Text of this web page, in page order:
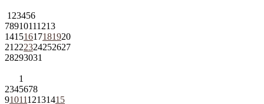
1 23456
78910111213
14151617181920
21 222324252627
28293031
1
2345678
9101112131415